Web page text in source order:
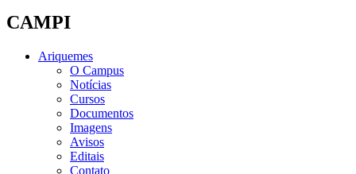
CAMPI
Ariquemes
O Campus
Notícias
Cursos
Documentos
Imagens
Avisos
Editais
Contato